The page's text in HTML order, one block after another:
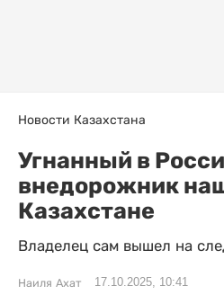
Новости Казахстана
Угнанный в
внедорожник
Казахстане
Владелец сам вышел на
Наиля Ахат 17.10.2025, 10:41